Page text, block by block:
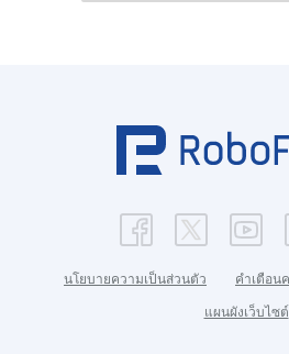
นโยบายความเป็นส่วนตัว คำเตือน
แผนผังเว็บไซต์